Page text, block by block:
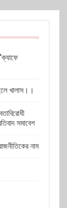
খালাস।।
সমাবেশ
নাম